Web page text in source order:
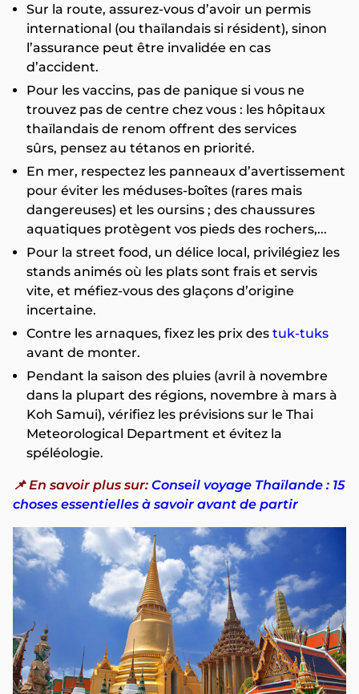
Sur la route, assurez-vous d’avoir un permis
international (ou thaïlandais si résident), sinon
l’assurance peut être invalidée en cas
d’accident.
Pour les vaccins, pas de panique si vous ne
trouvez pas de centre chez vous : les hôpitaux
thaïlandais de renom offrent des services
sûrs, pensez au tétanos en priorité.
En mer, respectez les panneaux d’avertissement
pour éviter les méduses-boîtes (rares mais
dangereuses) et les oursins ; des chaussures
aquatiques protègent vos pieds des rochers,...
Pour la street food, un délice local, privilégiez les
stands animés où les plats sont frais et servis
vite, et méfiez-vous des glaçons d’origine
incertaine.
Contre les arnaques, fixez les prix des tuk-tuks
avant de monter.
Pendant la saison des pluies (avril à novembre
dans la plupart des régions, novembre à mars à
Koh Samui), vérifiez les prévisions sur le Thai
Meteorological Department et évitez la
spéléologie.
📌 En savoir plus sur: Conseil voyage Thaïlande : 15
choses essentielles à savoir avant de partir